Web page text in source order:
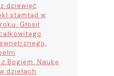
dziewięć
stamtąd w
Głosił
Bogiem. Naukę
dziełach